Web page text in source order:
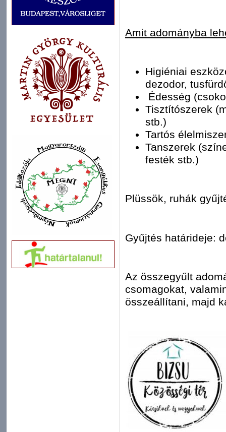
Amit adományba
Higiéniai
dezodor,
Édesség
Tisztítószerek
stb.)
Tartós
Tanszerek
festék stb.)
Plüssök, ruhák
Gyűjtés határideje:
Az összegyűlt
csomagokat,
összeállítani, majd